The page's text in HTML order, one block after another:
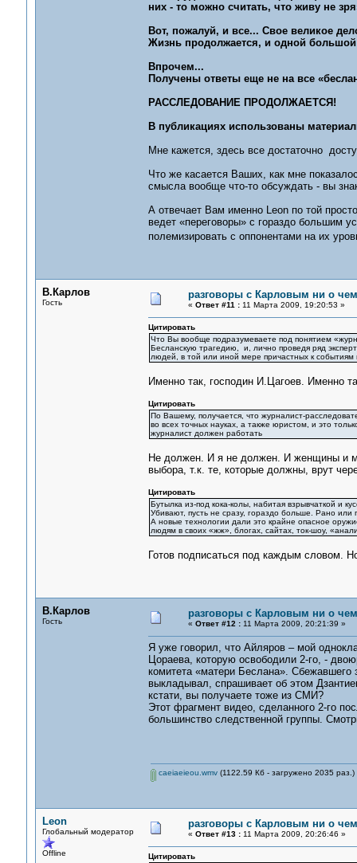
них - то можно считать, что живу не
Вот, пожалуй, и все... Свое великое
Жизнь продолжается, и одной
Впрочем...
Получены ответы еще не на все
РАССЛЕДОВАНИЕ ПРОДОЛЖАЕТСЯ!
В публикациях использованы
Мне кажется, здесь все достаточно
Что же касается Ваших, как мне
смысла вообще что-то обсуждать - вы
А отвечает Вам именно Leon по той
ведет «переговоры» с гораздо большим
полемизировать с оппонентами на их
В.Карлов
Гость
разговоры с Карловым ни о
« Ответ #11 :11 Марта 2009, 19:20:53 »
Цитировать
Что Вы вообще подразумеваете под понятием
Бесланскую трагедию, и, лично проведя ряд
людей, в той или иной мере причастных к
Именно так, господин И.Цагоев. Именно
Цитировать
По Вашему, получается, что журналист-
во всех точных науках, а также юристом, и это
журналист должен работать
Не должен. И я не должен. И женщины и
выбора, т.к. те, которые должны, врут
Цитировать
Бутылка из-под кока-колы, набитая взрывчаткой и
Убивают, пусть не сразу, гораздо больше. Рано
А новые технологии дали это крайне опасное
людям в своих «жж», блогах, сайтах, ток-шоу,
Готов подписаться под каждым словом.
В.Карлов
Гость
разговоры с Карловым ни о
« Ответ #12 :11 Марта 2009, 20:21:39 »
Я уже говорил, что Айляров – мой
Цораева, которую освободили 2-го, -
комитета «матери Беслана». Сбежавшего
выкладывал, спрашивает об этом
кстати, вы получаете тоже из СМИ?
Этот фрагмент видео, сделанного 2-го
большинство следственной группы.
caeiaeieou.wmv(1122.59 Кб - загружено 2035 раз.)
Leon
Глобальный модератор
Offline
разговоры с Карловым ни о
« Ответ #13 :11 Марта 2009, 20:26:46 »
Цитировать